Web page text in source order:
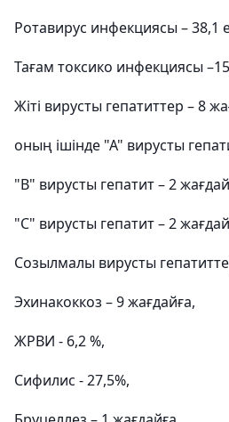
Ротавирус инфекциясы – 38,1
Тағам токсико инфекциясы
Жіті вирусты гепатиттер – 8
оның ішінде "А" вирусты
"В" вирусты гепатит – 2
"С" вирусты гепатит – 2
Созылмалы вирусты
Эхинакоккоз – 9 жағдайға,
ЖРВИ - 6,2 %,
Сифилис - 27,5%,